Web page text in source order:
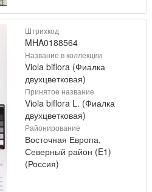
Штрихкод
MHA0188564
Название в коллекции
Viola biflora (Фиалка
двухцветковая)
Принятое название
Viola biflora L. (Фиалка
двухцветковая)
Районирование
Восточная Европа,
Северный район (E1)
(Россия)